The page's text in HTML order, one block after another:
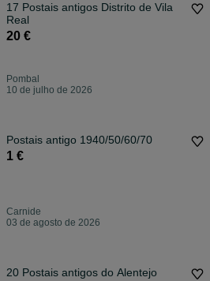
17 Postais antigos Distrito de Vila
Real
20 €
Pombal
10 de julho de 2026
Postais antigo 1940/50/60/70
1 €
Carnide
03 de agosto de 2026
20 Postais antigos do Alentejo